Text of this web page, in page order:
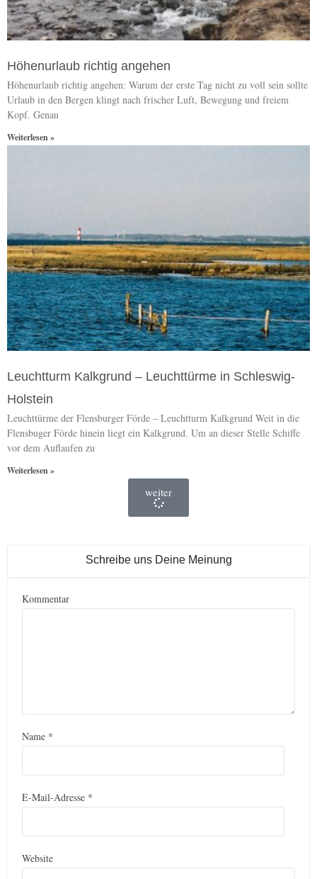
Höhenurlaub richtig angehen
Höhenurlaub richtig angehen: Warum der erste Tag nicht zu voll sein sollte
Urlaub in den Bergen klingt nach frischer Luft, Bewegung und freiem
Kopf. Genau
Weiterlesen »
Leuchtturm Kalkgrund – Leuchttürme in Schleswig-
Holstein
Leuchttürme der Flensburger Förde – Leuchtturm Kalkgrund Weit in die
Flensbuger Förde hinein liegt ein Kalkgrund. Um an dieser Stelle Schiffe
vor dem Auflaufen zu
Weiterlesen »
weiter
Schreibe uns Deine Meinung
Kommentar
Name *
E-Mail-Adresse *
Website